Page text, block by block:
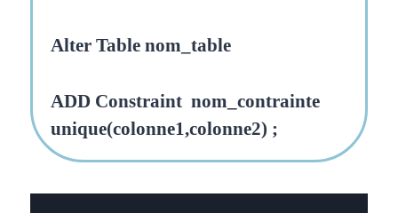
Alter Table nom_table
ADD Constraint nom_contrainte
unique(colonne1,colonne2) ;